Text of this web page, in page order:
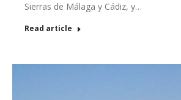
Sierras de Málaga y Cádiz, y…
Read article